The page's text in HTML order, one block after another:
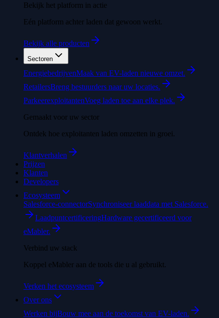
Bekijk het platform in actie
Eén platform achter laden dat gewoon werkt.
Bekijk alle producten
Sectoren
EnergiebedrijvenMaak van EV-laden nieuwe omzet.
RetailersBreng bestuurders naar uw locaties.
ParkeerexploitantenVoeg laden toe aan elke plek.
Gemaakt voor uw sector
Ontdek hoe exploitanten laden omzetten in groei.
Klantverhalen
Prijzen
Klanten
Developers
Ecosysteem
Salesforce-connectorSynchroniseer laaddata met Salesforce.
LaadpuntcertificeringHardware gecertificeerd voor
eMabler.
Verbind uw stack
Koppel eMabler aan de tools die u al gebruikt.
Verken het ecosysteem
Over ons
Werken bijBouw mee aan de toekomst van EV-laden.